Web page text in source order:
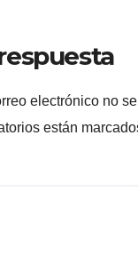
electrónico no
están